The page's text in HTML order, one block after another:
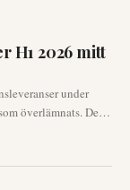
H1 2026 mitt
under
överlämnats. Detta
2025, drivet av
accelerera